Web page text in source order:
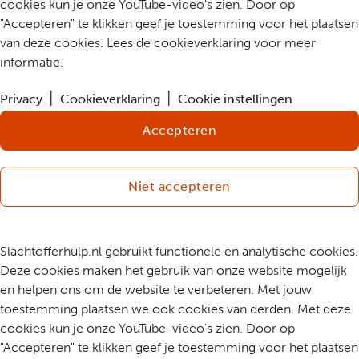
cookies kun je onze YouTube-video's zien. Door op
"Accepteren" te klikken geef je toestemming voor het plaatsen
van deze cookies. Lees de cookieverklaring voor meer
informatie.
Privacy Cookieverklaring Cookie instellingen
Accepteren
Niet accepteren
Slachtofferhulp.nl gebruikt functionele en analytische cookies.
Deze cookies maken het gebruik van onze website mogelijk
en helpen ons om de website te verbeteren. Met jouw
toestemming plaatsen we ook cookies van derden. Met deze
cookies kun je onze YouTube-video's zien. Door op
"Accepteren" te klikken geef je toestemming voor het plaatsen